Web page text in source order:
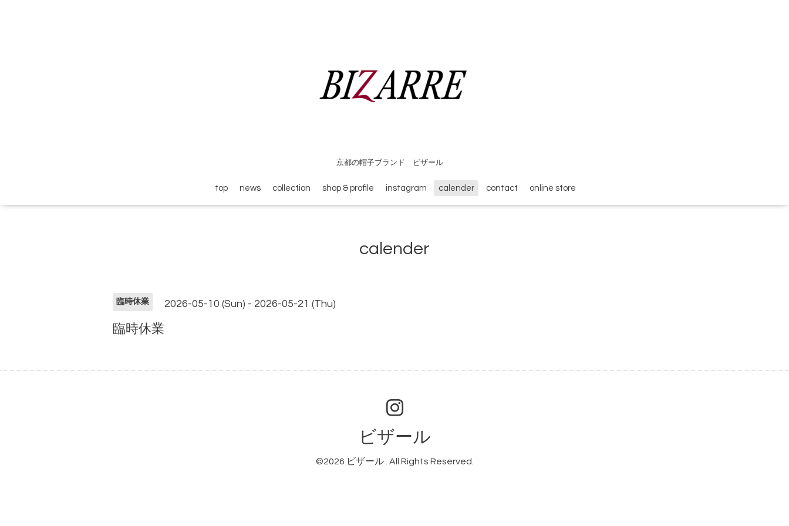
京都の帽子ブランド ビザール
top news collection shop & profile instagram calender contact online store
calender
臨時休業 2026-05-10 (Sun) - 2026-05-21 (Thu)
臨時休業
ビザール
©2026 ビザール . All Rights Reserved.